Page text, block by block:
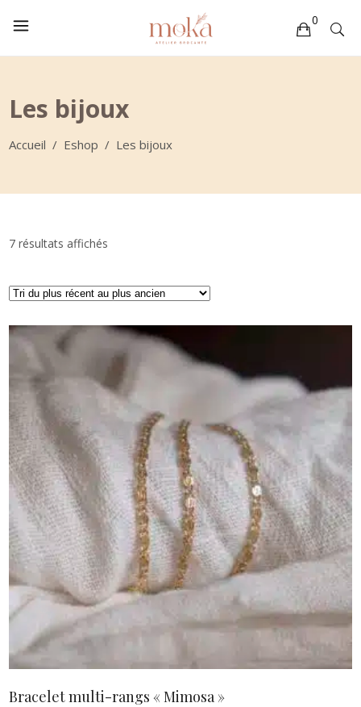
0
Les bijoux
Accueil / Eshop / Les bijoux
7 résultats affichés
récent
au
plus
ancien
AJOUTER AU PANIER
Bracelet multi-rangs « Mimosa »